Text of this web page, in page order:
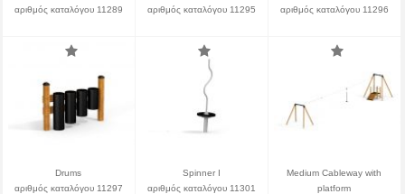
αριθμός καταλόγου 11289
αριθμός καταλόγου 11295
αριθμός καταλόγου 11296
Drums
αριθμός καταλόγου 11297
Spinner I
αριθμός καταλόγου 11301
Medium Cableway with
platform